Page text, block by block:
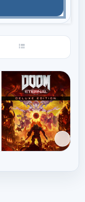
برای افزودن وارد شوید